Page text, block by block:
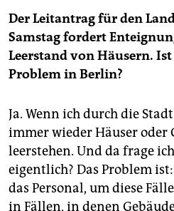
Der Leitantrag für den
Samstag fordert
Leerstand von Häusern. Ist
Problem in Berlin?
Ja. Wenn ich durch die
immer wieder Häuser oder
leerstehen. Und da frage
eigentlich? Das Problem
das Personal, um diese
in Fällen, in denen